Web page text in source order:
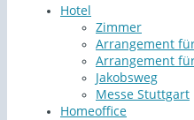
Hotel
Zimmer
Arrangement
Arrangement
Jakobsweg
Messe Stuttgart
Homeoffice